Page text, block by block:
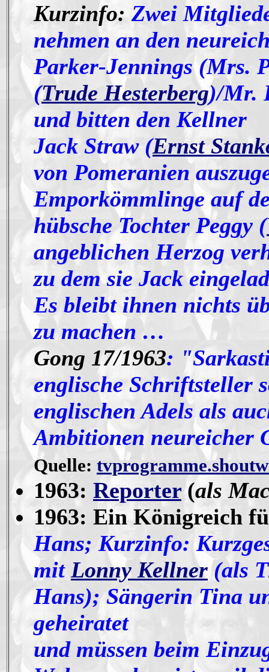
Kurzinfo: Zwei
nehmen an den
Parker-Jennings (Mrs.
(Trude Hesterberg)/Mr.
und bitten den Kellner
Jack Straw (Ernst
von Pomeranien
Emporkömmlinge auf
hübsche Tochter Peggy (
angeblichen Herzog
zu dem sie Jack
Es bleibt ihnen nichts
zu machen …
Gong 17/1963:
englische Schriftsteller
englischen Adels als
Ambitionen neureicher
Quelle:
1963: Reporter(als
1963: Ein Königreich
Hans; Kurzinfo:
mit Lonny Kellner(als
Hans); Sängerin Tina
geheiratet
und müssen beim